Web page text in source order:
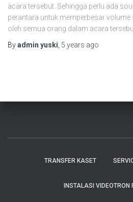
acara tersebut. Sehingga perlu ada
perantara untuk memperbesar
oleh semua orang dalam acara
Byadmin yuski, 5 years ago
TRANSFER KASET
INSTALASI VIDEOTRON